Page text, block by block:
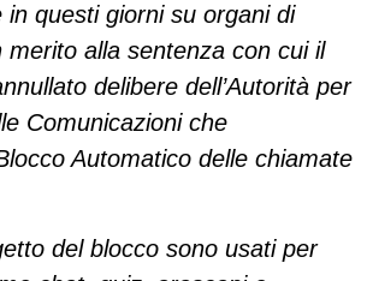
in questi giorni su organi di
merito alla sentenza con cui il
delibere dell’Autorità per
Comunicazioni che
Automatico delle chiamate
del blocco sono usati per